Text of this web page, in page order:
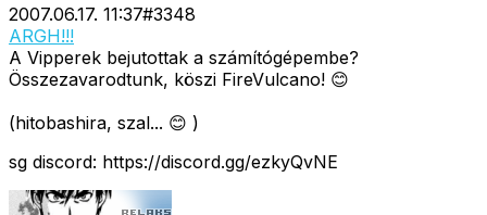
2007.06.17. 11:37#3348
ARGH!!!
A Vipperek bejutottak a számítógépembe?
Összezavarodtunk, köszi FireVulcano! 😊
(hitobashira, szal... 😊 )
sg discord: https://discord.gg/ezkyQvNE